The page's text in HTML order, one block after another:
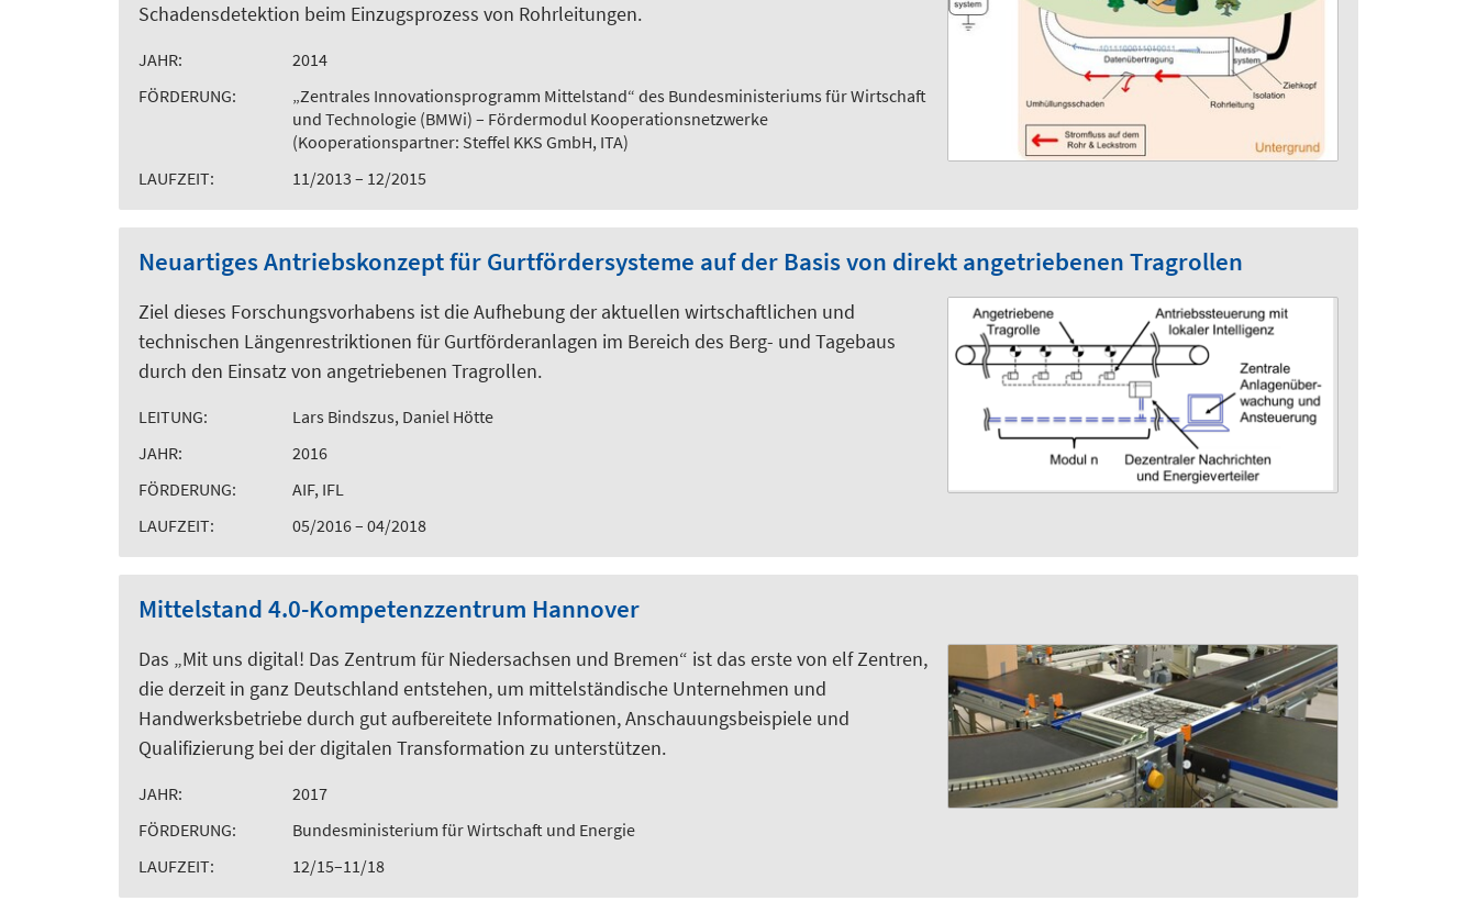
Schadensdetektion beim Einzugsprozess von Rohrleitungen.
JAHR:
2014
FÖRDERUNG:
„Zentrales Innovationsprogramm Mittelstand“ des Bundesministeriums für Wirtschaft
und Technologie (BMWi) – Fördermodul Kooperationsnetzwerke
(Kooperationspartner: Steffel KKS GmbH, ITA)
LAUFZEIT:
11/2013 – 12/2015
Neuartiges Antriebskonzept für Gurtfördersysteme auf der Basis von direkt angetriebenen Tragrollen
Ziel dieses Forschungsvorhabens ist die Aufhebung der aktuellen wirtschaftlichen und
technischen Längenrestriktionen für Gurtförderanlagen im Bereich des Berg- und Tagebaus
durch den Einsatz von angetriebenen Tragrollen.
LEITUNG:
Lars Bindszus, Daniel Hötte
JAHR:
2016
FÖRDERUNG:
AIF, IFL
LAUFZEIT:
05/2016 – 04/2018
Mittelstand 4.0-Kompetenzzentrum Hannover
Das „Mit uns digital! Das Zentrum für Niedersachsen und Bremen“ ist das erste von elf Zentren,
die derzeit in ganz Deutschland entstehen, um mittelständische Unternehmen und
Handwerksbetriebe durch gut aufbereitete Informationen, Anschauungsbeispiele und
Qualifizierung bei der digitalen Transformation zu unterstützen.
JAHR:
2017
FÖRDERUNG:
Bundesministerium für Wirtschaft und Energie
LAUFZEIT:
12/15–11/18